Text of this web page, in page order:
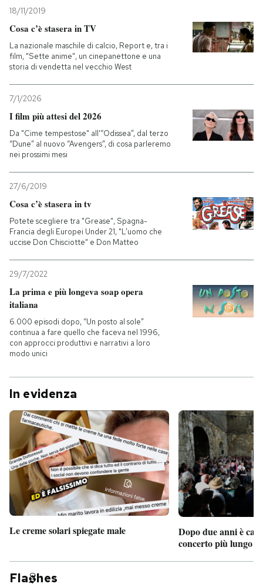
18/11/2019
Cosa c’è stasera in TV
La nazionale maschile di calcio, Report e, tra i
film, "Sette anime", un cinepanettone e una
storia di vendetta nel vecchio West
7/1/2026
I film più attesi del 2026
Da "Cime tempestose" all'“Odissea”, dal terzo
“Dune” al nuovo “Avengers”, di cosa parleremo
nei prossimi mesi
27/6/2019
Cosa c’è stasera in tv
Potete scegliere tra "Grease", Spagna-
Francia degli Europei Under 21, "L’uomo che
uccise Don Chisciotte" e Don Matteo
29/7/2022
La prima e più longeva soap opera
italiana
6.000 episodi dopo, “Un posto al sole”
continua a fare quello che faceva nel 1996,
con approcci produttivi e narrativi a loro
modo unici
In evidenza
Le creme solari spiegate male
Dopo due anni è
concerto più lungo
Fla hes